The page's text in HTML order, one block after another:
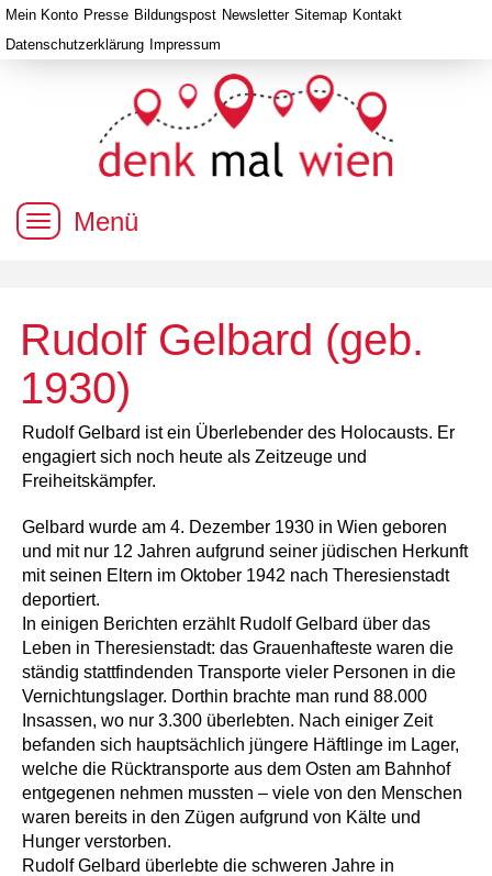
Menü
Mein Konto Presse Bildungspost Newsletter Sitemap Kontakt
Datenschutzerklärung Impressum
Rudolf Gelbard (geb.
1930)
Rudolf Gelbard ist ein Überlebender des Holocausts. Er
engagiert sich noch heute als Zeitzeuge und
Freiheitskämpfer.
Gelbard wurde am 4. Dezember 1930 in Wien geboren
und mit nur 12 Jahren aufgrund seiner jüdischen Herkunft
mit seinen Eltern im Oktober 1942 nach Theresienstadt
deportiert.
In einigen Berichten erzählt Rudolf Gelbard über das
Leben in Theresienstadt: das Grauenhafteste waren die
ständig stattfindenden Transporte vieler Personen in die
Vernichtungslager. Dorthin brachte man rund 88.000
Insassen, wo nur 3.300 überlebten. Nach einiger Zeit
befanden sich hauptsächlich jüngere Häftlinge im Lager,
welche die Rücktransporte aus dem Osten am Bahnhof
entgegenen nehmen mussten – viele von den Menschen
waren bereits in den Zügen aufgrund von Kälte und
Hunger verstorben.
Rudolf Gelbard überlebte die schweren Jahre in